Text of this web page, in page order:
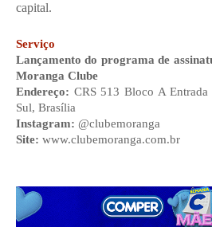
capital.
Serviço
Lançamento do programa de
Moranga Clube
Endereço: CRS 513 Bloco A
Sul, Brasília
Instagram: @clubemoranga
Site: www.clubemoranga.com.br